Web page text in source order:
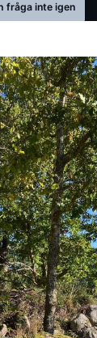
fråga inte igen